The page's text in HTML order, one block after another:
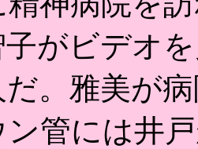
がビデオ
だ。雅美が
ン管には井